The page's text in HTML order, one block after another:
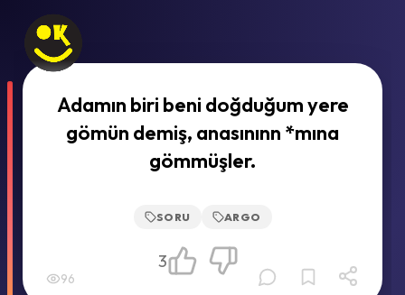
Adamın biri beni doğduğum yere
gömün demiş, anasınınn *mına
gömmüşler.
SORU ARGO
96
3